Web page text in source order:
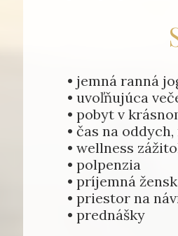
• jemná ranná
• uvoľňujúca
• pobyt v
• čas na
• wellness
• polpenzia
• príjemná
• priestor na
• prednášky